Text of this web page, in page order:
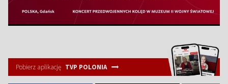
Pobierz aplikację TVP POLONIA